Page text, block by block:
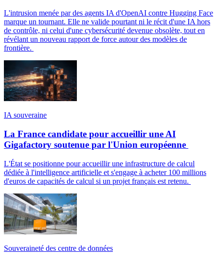
L'intrusion menée par des agents IA d'OpenAI contre Hugging Face
marque un tournant. Elle ne valide pourtant ni le récit d'une IA hors
de contrôle, ni celui d'une cybersécurité devenue obsolète, tout en
révélant un nouveau rapport de force autour des modèles de
frontière.
IA souveraine
La France candidate pour accueillir une AI
Gigafactory soutenue par l'Union européenne
L'État se positionne pour accueillir une infrastructure de calcul
dédiée à l'intelligence artificielle et s'engage à acheter 100 millions
d'euros de capacités de calcul si un projet français est retenu.
Souveraineté des centre de données